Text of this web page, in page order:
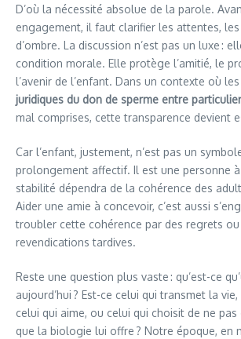
D’où la nécessité absolue de la parole.
engagement, il faut clarifier les attentes,
d’ombre. La discussion n’est pas un luxe :
condition morale. Elle protège l’amitié, le
l’avenir de l’enfant. Dans un contexte où les
juridiques du don de sperme entre
mal comprises, cette transparence devient
Car l’enfant, justement, n’est pas un
prolongement affectif. Il est une personne
stabilité dépendra de la cohérence des
Aider une amie à concevoir, c’est aussi
troubler cette cohérence par des regrets ou
revendications tardives.
Reste une question plus vaste : qu’est-ce
aujourd’hui ? Est-ce celui qui transmet la
celui qui aime, ou celui qui choisit de ne
que la biologie lui offre ? Notre époque, en